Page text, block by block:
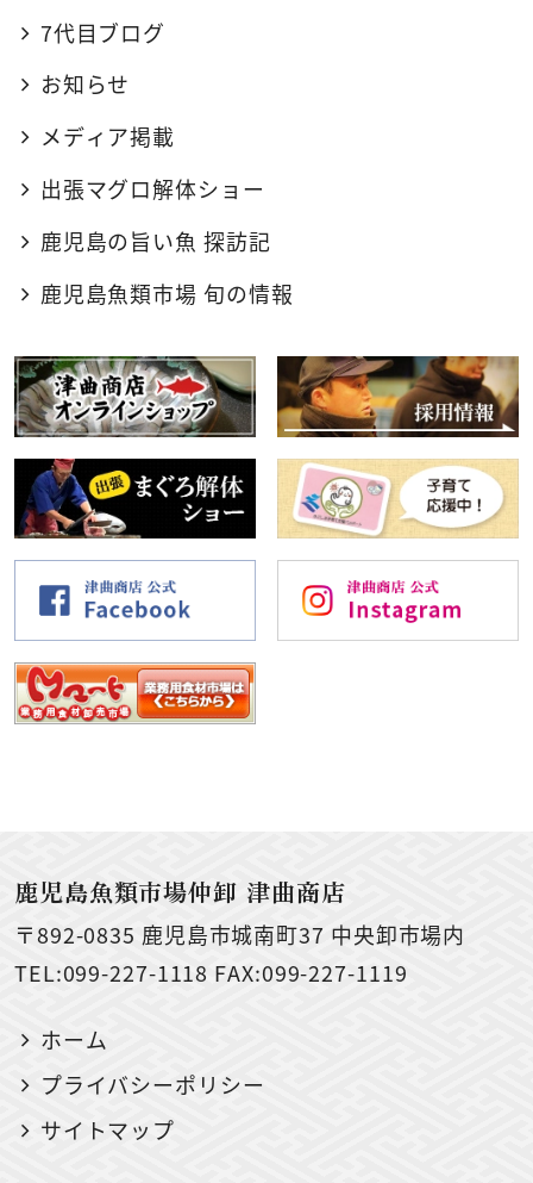
7代目ブログ
お知らせ
メディア掲載
出張マグロ解体ショー
鹿児島の旨い魚 探訪記
鹿児島魚類市場 旬の情報
鹿児島魚類市場仲卸 津曲商店
〒892-0835 鹿児島市城南町37 中央卸市場内
TEL:099-227-1118 FAX:099-227-1119
ホーム
プライバシーポリシー
サイトマップ